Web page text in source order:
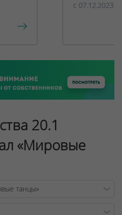
c 07.12.2023
20.1
«Мировые